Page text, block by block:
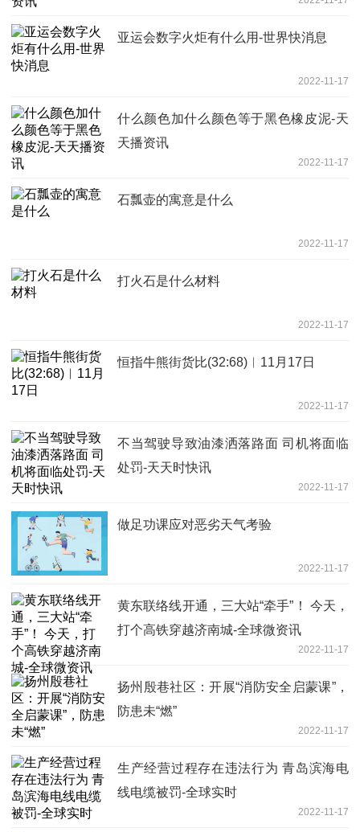
亚运会数字火炬有什么用-世界快消息
2022-11-17
什么颜色加什么颜色等于黑色橡皮泥-天
天播资讯
2022-11-17
石瓢壶的寓意是什么
2022-11-17
打火石是什么材料
2022-11-17
恒指牛熊街货比(32:68)︱11月17日
2022-11-17
不当驾驶导致油漆洒落路面 司机将面临
处罚-天天时快讯
2022-11-17
做足功课应对恶劣天气考验
2022-11-17
黄东联络线开通，三大站“牵手”！ 今天，
打个高铁穿越济南城-全球微资讯
2022-11-17
扬州殷巷社区：开展“消防安全启蒙课”，
防患未“燃”
2022-11-17
生产经营过程存在违法行为 青岛滨海电
线电缆被罚-全球实时
2022-11-17